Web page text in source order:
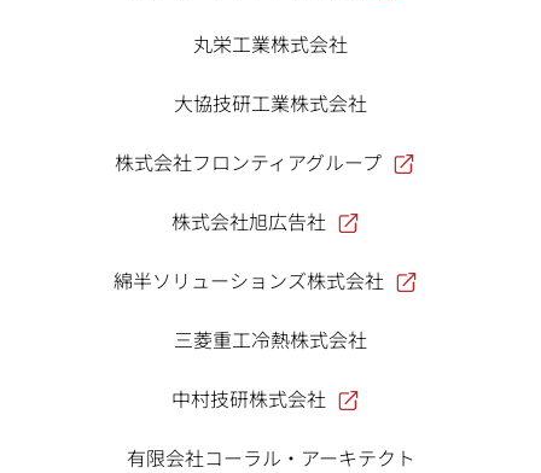
丸栄工業株式会社
大協技研工業株式会社
株式会社フロンティアグループ
株式会社旭広告社
綿半ソリューションズ株式会社
三菱重工冷熱株式会社
中村技研株式会社
有限会社コーラル・アーキテクト